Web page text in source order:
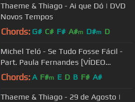
Thaeme & Thiago - Ai que Dó | DVD
Novos Tempos
Chords: G# C# F# A#m D#m D
Michel Teló - Se Tudo Fosse Fácil -
Part. Paula Fernandes [VÍDEO
OFICIAL]
Chords: A F#m E D B F# A#
Thaeme & Thiago - 29 de Agosto |